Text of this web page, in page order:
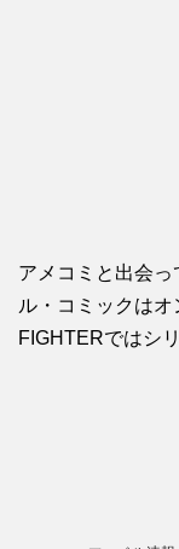
アメコミと出会
ル・コミックは
FIGHTERではシ